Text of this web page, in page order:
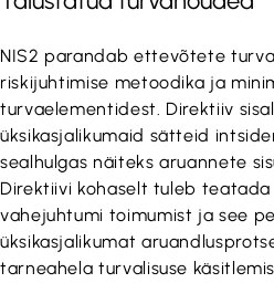
NIS2 parandab ettevõtete
riskijuhtimise metoodika ja
turvaelementidest. Direktiiv
üksikasjalikumaid sätteid
sealhulgas näiteks aruannete
Direktiivi kohaselt tuleb
vahejuhtumi toimumist ja see
üksikasjalikumat
tarneahela turvalisuse